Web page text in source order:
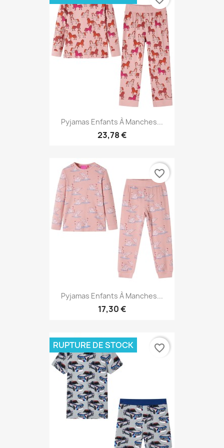
Pyjamas Enfants À Manches...
23,78 €
Pyjamas Enfants À Manches...
17,30 €
favorite_border
RUPTURE DE STOCK favorite_border